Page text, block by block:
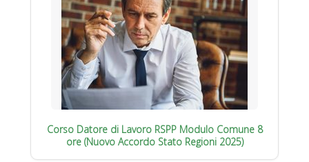
Corso Datore di Lavoro RSPP Modulo Comune 8
ore (Nuovo Accordo Stato Regioni 2025)